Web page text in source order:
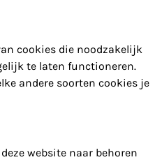
cookies die noodzakelijk
te laten functioneren.
andere soorten cookies je
website naar behoren